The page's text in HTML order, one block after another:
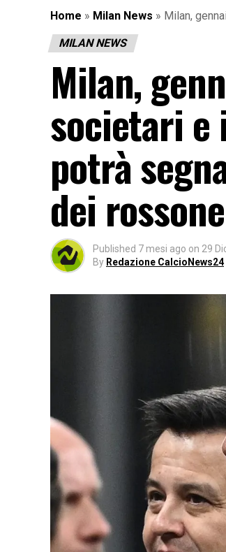
Home » Milan News » Milan,
MILAN NEWS
Milan,
societari e
potrà
dei
Published 7 mesi ago on 29
By Redazione CalcioNews24